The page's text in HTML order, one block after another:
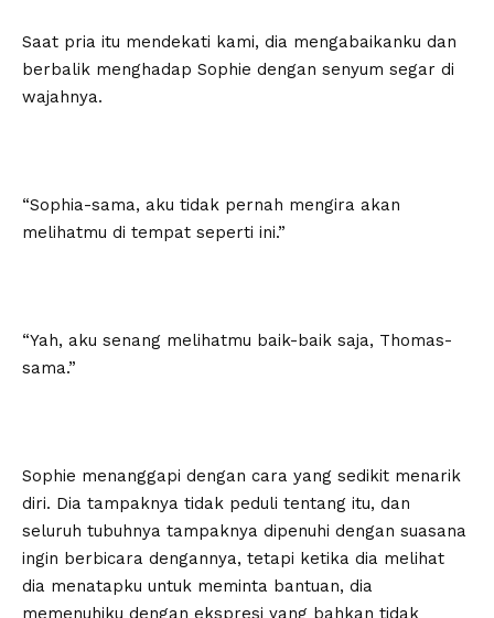
Saat pria itu mendekati kami, dia mengabaikanku dan
berbalik menghadap Sophie dengan senyum segar di
wajahnya.
“Sophia-sama, aku tidak pernah mengira akan
melihatmu di tempat seperti ini.”
“Yah, aku senang melihatmu baik-baik saja, Thomas-
sama.”
Sophie menanggapi dengan cara yang sedikit menarik
diri. Dia tampaknya tidak peduli tentang itu, dan
seluruh tubuhnya tampaknya dipenuhi dengan suasana
ingin berbicara dengannya, tetapi ketika dia melihat
dia menatapku untuk meminta bantuan, dia
memenuhiku dengan ekspresi yang bahkan tidak